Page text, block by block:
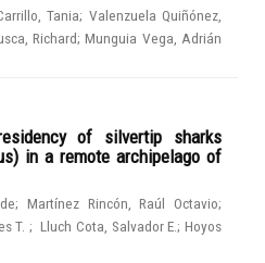
Tania; Valenzuela Quiñónez,
Richard;Munguia Vega, Adrián
of silvertip sharks
in a remote archipelago of
; Martínez Rincón, Raúl Octavio;
T.; Lluch Cota, Salvador E.;Hoyos